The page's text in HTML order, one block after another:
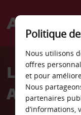
Welcome
AvisLocation
Aéroport
Politique
Nous utilisons
offres
et pour
Nous
partenaires
d’informations,